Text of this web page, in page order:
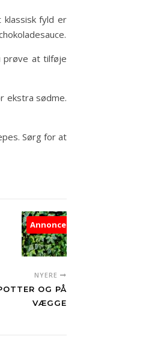
fyld er
prøve at tilføje
ekstra sødme.
Sørg for at
Annonce
NYERE
OG PÅ
VÆGGE